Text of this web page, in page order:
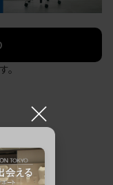
。
×